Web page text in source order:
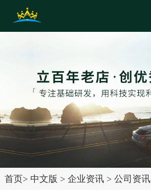
首页> 中文版 > 企业资讯> 公司资讯